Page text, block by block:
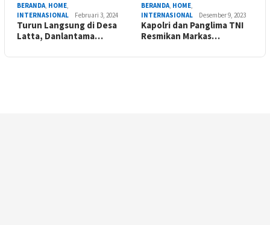
BERANDA, HOME,
INTERNASIONAL
Februari 3, 2024
Turun Langsung di Desa
Latta, Danlantama…
BERANDA, HOME,
INTERNASIONAL
Desember 9, 2023
Kapolri dan Panglima TNI
Resmikan Markas…